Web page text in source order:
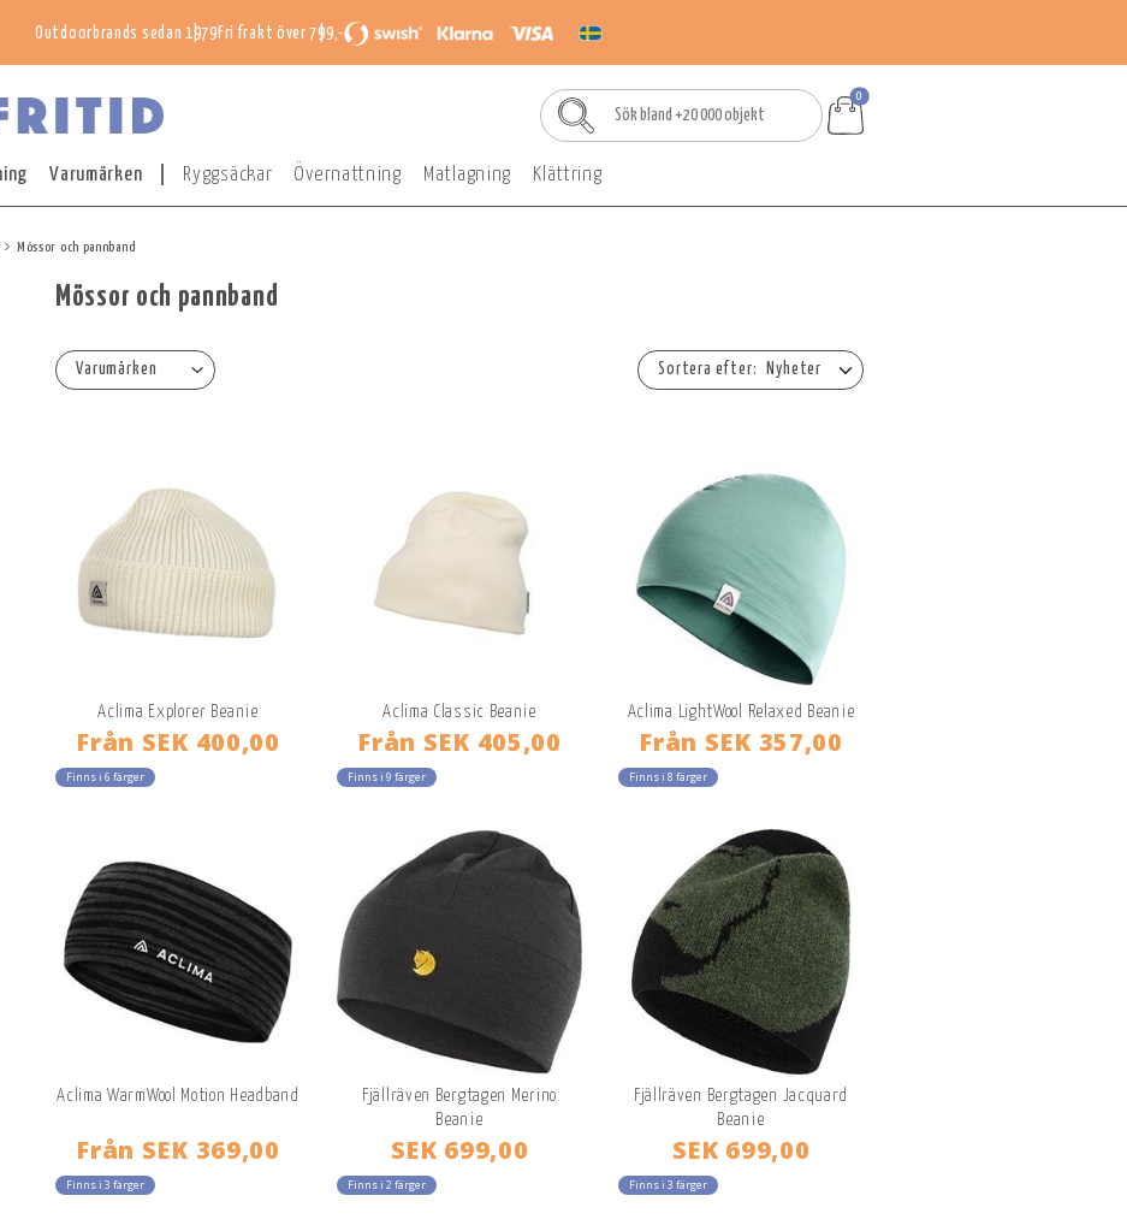
Outdoorbrands sedan 1979 Fri frakt över 799,-
0
Varumärken Ryggsäckar Övernattning Matlagning Klättring
Mössor och pannband
Mössor och pannband
Nyheter
Varumärken
Aclima Explorer Beanie
Från SEK 400,00
Finns i 6 färger
Aclima Classic Beanie
Från SEK 405,00
Finns i 9 färger
Aclima LightWool Relaxed Beanie
Från SEK 357,00
Finns i 8 färger
Aclima WarmWool Motion Headband
Från SEK 369,00
Finns i 3 färger
Fjällräven Bergtagen Merino
Beanie
SEK 699,00
Finns i 2 färger
Fjällräven Bergtagen Jacquard
Beanie
SEK 699,00
Finns i 3 färger